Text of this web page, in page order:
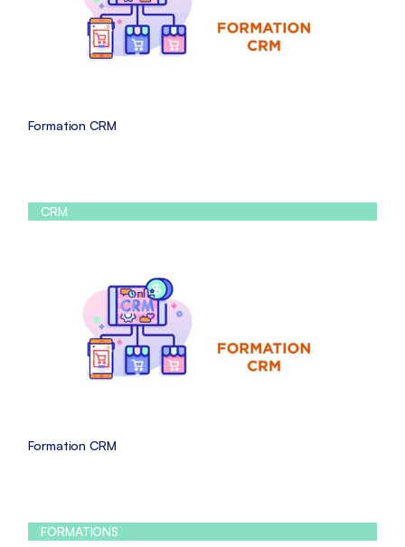
Formation CRM
CRM
Formation CRM
FORMATIONS